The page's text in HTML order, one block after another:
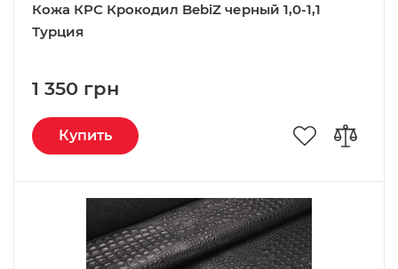
Кожа КРС Крокодил BebiZ черный 1,0-1,1
Турция
1 350 грн
Купить